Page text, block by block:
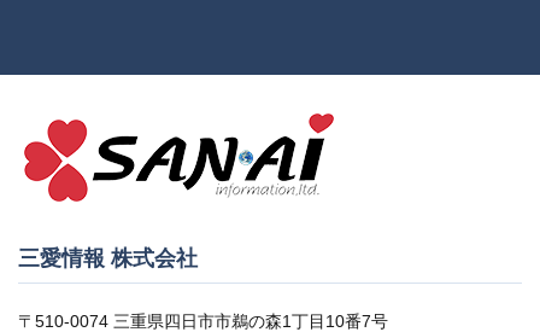
三愛情報 株式会社
〒510-0074 三重県四日市市鵜の森1丁目10番7号